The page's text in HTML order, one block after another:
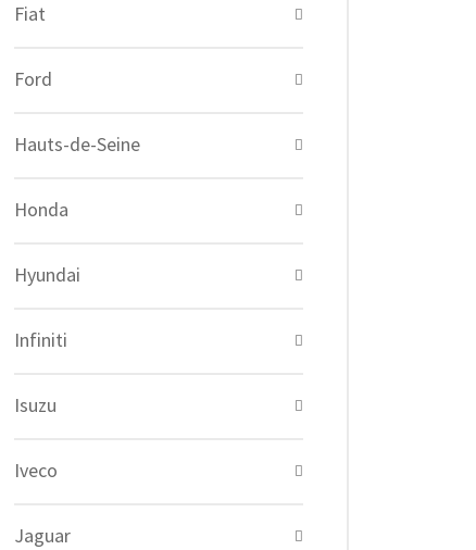
Fiat
Ford
Hauts-de-Seine
Honda
Hyundai
Infiniti
Isuzu
Iveco
Jaguar